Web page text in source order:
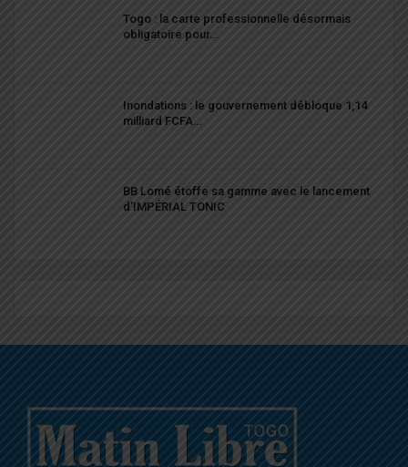
Togo : la carte professionnelle désormais
obligatoire pour…
Inondations : le gouvernement débloque 1,14
milliard FCFA…
BB Lomé étoffe sa gamme avec le lancement
d’IMPÉRIAL TONIC